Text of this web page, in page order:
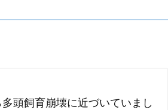
頭飼育崩壊に近づいていまし